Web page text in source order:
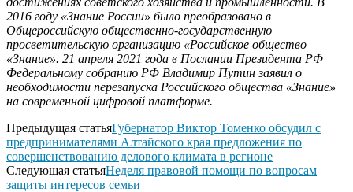
2016 году «Знание России» было преобразовано в
Общероссийскую общественно-государственную
просветительскую организацию «Российское общество
«Знание». 21 апреля 2021 года в Послании Президента РФ
Федеральному собранию РФ Владимир Путин заявил о
необходимости перезапуска Российского общества «Знание»
на современной цифровой платформе.
Предыдущая статьяГубернатор Виктор Томенко обсудил с
предпринимателями Алтайского края предложения по
совершенствованию делового климата в регионе
Следующая статьяНеделя правовой помощи по вопросам
защиты интересов семьи